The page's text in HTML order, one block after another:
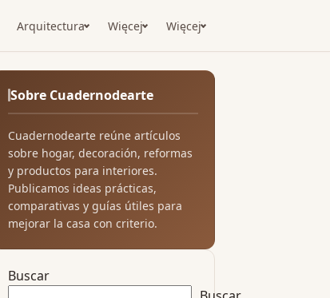
Arquitectura Więcej Więcej
Sobre Cuadernodearte
Cuadernodearte reúne artículos
sobre hogar, decoración, reformas
y productos para interiores.
Publicamos ideas prácticas,
comparativas y guías útiles para
mejorar la casa con criterio.
Buscar